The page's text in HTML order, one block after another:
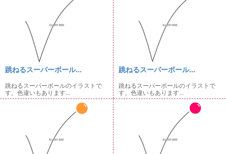
跳ねるスーパーボール...
跳ねるスーパーボールのイラストで
す。色違いもあります...
跳ねるスーパーボール...
跳ねるスーパーボールのイラストで
す。色違いもあります...